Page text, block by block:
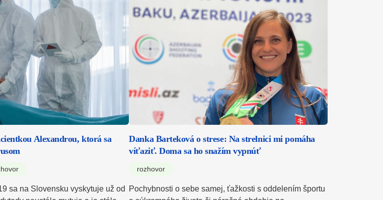
Alexandrou, ktorá sa
sa na Slovensku vyskytuje už od
Danka Barteková o strese: Na strelnici mi pomáha
víťaziť. Doma sa ho snažím vypnúť
rozhovor
Pochybnosti o sebe samej, ťažkosti s oddelením športu